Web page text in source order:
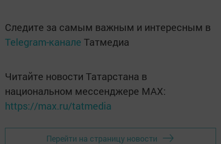
Следите за самым важным и интересным в
Telegram-канале Татмедиа
Читайте новости Татарстана в
национальном мессенджере MАХ:
https://max.ru/tatmedia
Перейти на страницу новости